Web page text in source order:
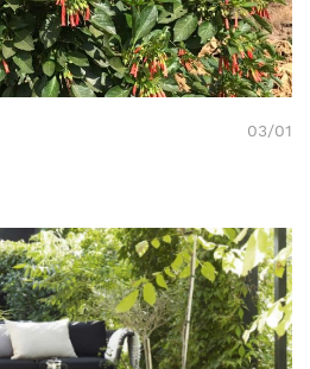
03/01